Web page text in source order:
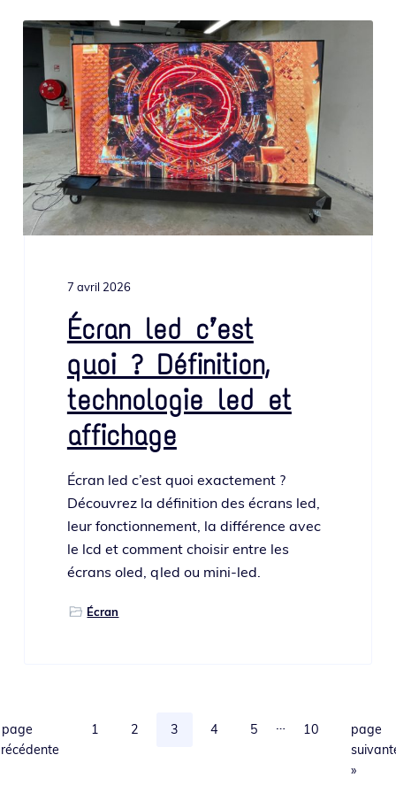
7 avril 2026
Écran led c’est
quoi ? Définition,
technologie led et
affichage
Écran led c’est quoi exac­te­ment ?
Découvrez la défi­ni­tion des écrans led,
leur fonc­tion­ne­ment, la dif­fé­rence avec
le lcd et com­ment choi­sir entre les
écrans oled, qled ou mini-led.
Écran
Aller
à
page
Page
1 Page
2 Page
3 Page
4 Page
5
PagesPage
10
Aller
à
la
page
»